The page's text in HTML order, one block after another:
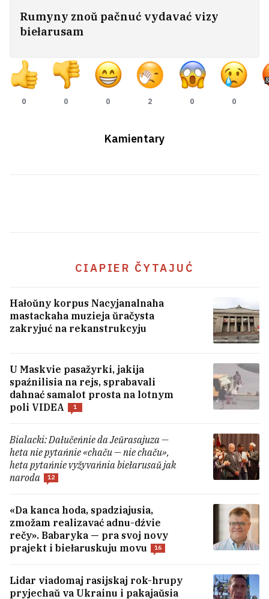
Rumyny znoŭ pačnuć vydavać vizy
biełarusam
0 0 0 2 0 0
Kamientary
CIAPIER ČYTAJUĆ
Hałoŭny korpus Nacyjanalnaha
mastackaha muzieja ŭračysta
zakryjuć na rekanstrukcyju
U Maskvie pasažyrki, jakija
spaźnilisia na rejs, sprabavali
dahnać samalot prosta na lotnym
poli VIDEA
1
Bialacki: Dałučeńnie da Jeŭrasajuza —
heta nie pytańnie «chaču — nie chaču»,
heta pytańnie vyžyvańnia biełarusaŭ jak
naroda
12
«Da kanca hoda, spadziajusia,
zmožam realizavać adnu-dźvie
rečy». Babaryka — pra svoj novy
prajekt i biełaruskuju movu
16
Lidar viadomaj rasijskaj rok-hrupy
pryjechaŭ va Ukrainu i pakajaŭsia
Ispanija ŭvodzić pamiežny kantrol ź
Italijaj
3
Syzranskim NPZ
Rasija ŭnačy ŭdaryła pa Ukrainie
Vospa mahła stać śmiarotnaj nie adrazu 2
Ludzi abryvajuć telefony, na kvateru
pad 1% vyklikaŭ ažyjataž
4